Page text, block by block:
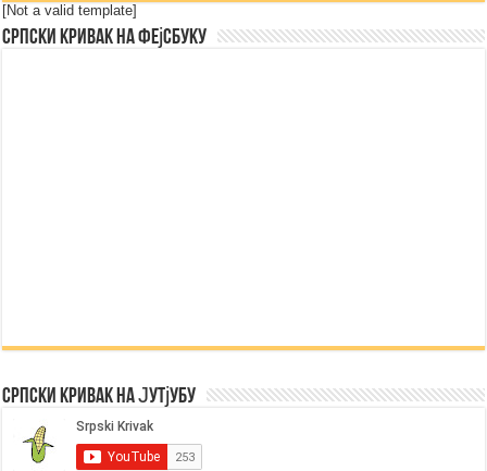
[Not a valid template]
Српски Кривак на Фејсбуку
Српски Кривак на Јутјубу